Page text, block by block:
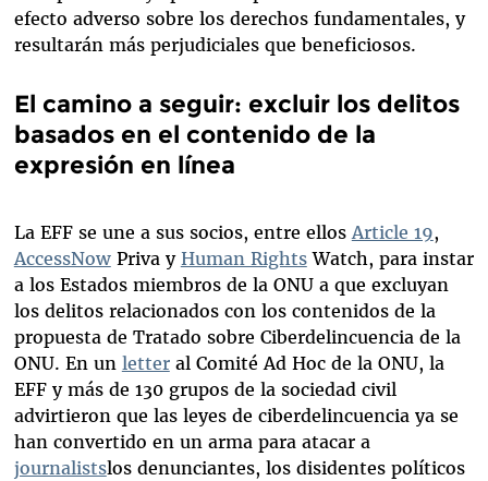
efecto adverso sobre los derechos fundamentales, y
resultarán más perjudiciales que beneficiosos.
El camino a seguir: excluir los delitos
basados en el contenido de la
expresión en línea
La EFF se une a sus socios, entre ellos Article 19,
AccessNowPriva y Human RightsWatch, para instar
a los Estados miembros de la ONU a que excluyan
los delitos relacionados con los contenidos de la
propuesta de Tratado sobre Ciberdelincuencia de la
ONU. En un letteral Comité Ad Hoc de la ONU, la
EFF y más de 130 grupos de la sociedad civil
advirtieron que las leyes de ciberdelincuencia ya se
han convertido en un arma para atacar a
journalistslos denunciantes, los disidentes políticos